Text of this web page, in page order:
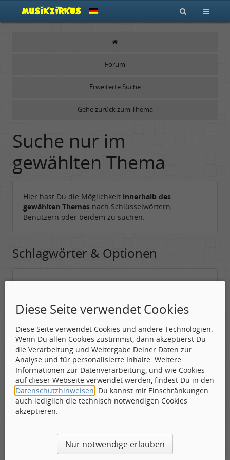
Forum
Erweiterte Suche
Gehe zurück zum Thema
Suche nur im
gewählten Thema
Hier hast Du die Möglichkeit innerhalb des
gewählten Themas nach Schlüsselwörtern,
Benutzern oder beidem zu suchen.
Schlagwörter & Optionen
Suchwörter:
werden soll.
Nach allen angegebenen Begriffen suchen.
Mindestens ein Begriff muss vorhanden sein.
Suche nach Benutzer:
Hier kannst Du (optional) nach einem Benutzer suchen, der den
Beitrag verfasst hat. Du kannst den * als Jokerzeichen benutzen, um
ähnliche Nutzernamen zu finden.
Die Visuelle Bestätigung hilft dabei automatische Spambots
und Scripte von den Diensten dieses Forums abzuhalten.
Derartige Scripte sind normalerweise nicht in der Lage den
Diese Seite verwendet Cookies
Diese Seite verwendet Cookies und andere Technologien.
Wenn Du allen Cookies zustimmst, dann akzeptierst Du
die Verarbeitung und Weitergabe Deiner Daten zur
Analyse und für personalisierte Inhalte. Weitere
Informationen zur Datenverarbeitung, und wie Cookies
auf dieser Webseite verwendet werden, findest Du in den
Datenschutzhinweisen . Du kannst mit Einschränkungen
auch lediglich die technisch notwendigen Cookies
akzeptieren.
Nur notwendige erlauben